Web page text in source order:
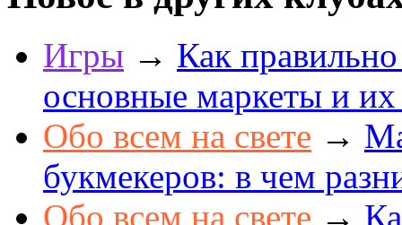
Игры → Как
основные маркеты и
Обо всем на свете →
букмекеров: в чем
Обо всем на свете →